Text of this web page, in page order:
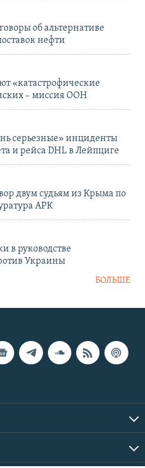
об альтернативе
нефти
«катастрофические
– миссия ООН
серьезные» инциденты
и рейса DHL в Лейпциге
двум судьям из Крыма по
АРК
в руководстве
Украины
БОЛЬШЕ